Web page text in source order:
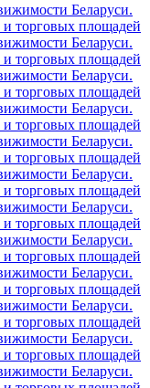
Беларуси.
торговых площадей
Беларуси.
торговых площадей
Беларуси.
торговых площадей
Беларуси.
торговых площадей
Беларуси.
торговых площадей
Беларуси.
торговых площадей
Беларуси.
торговых площадей
Беларуси.
торговых площадей
Беларуси.
торговых площадей
Беларуси.
торговых площадей
Беларуси.
торговых площадей
Беларуси.